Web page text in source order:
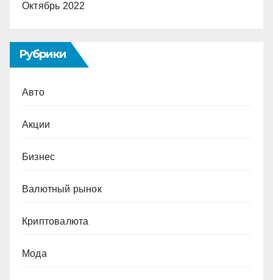
Октябрь 2022
Рубрики
Авто
Акции
Бизнес
Валютный рынок
Криптовалюта
Мода